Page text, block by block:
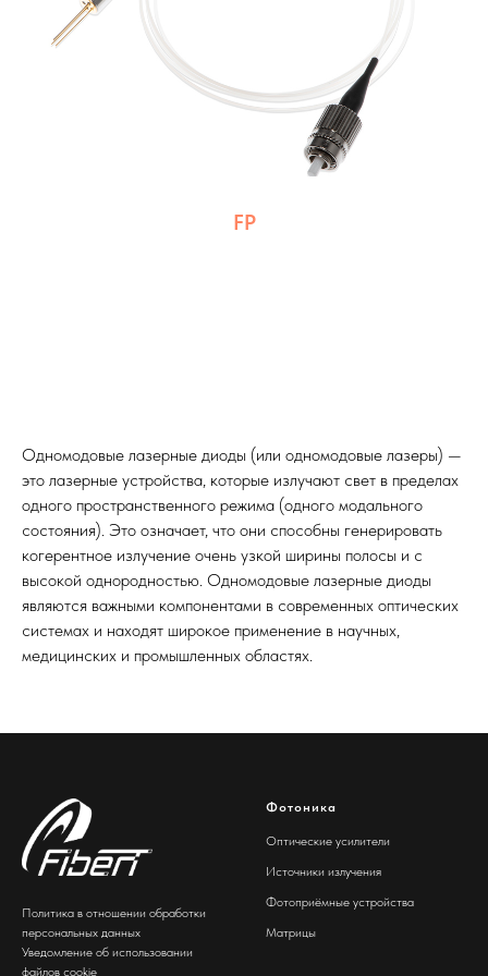
FP
Одномодовые лазерные диоды (или одномодовые лазеры) —
это лазерные устройства, которые излучают свет в пределах
одного пространственного режима (одного модального
состояния). Это означает, что они способны генерировать
когерентное излучение очень узкой ширины полосы и с
высокой однородностью. Одномодовые лазерные диоды
являются важными компонентами в современных оптических
системах и находят широкое применение в научных,
медицинских и промышленных областях.
Политика в отношении обработки
персональных данных
Уведомление об использовании
файлов cookie
Фотоника
Оптические усилители
Источники излучения
Фотоприёмные устройства
Матрицы